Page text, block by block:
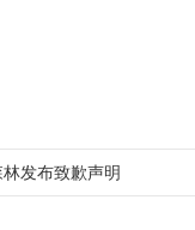
发布致歉声明